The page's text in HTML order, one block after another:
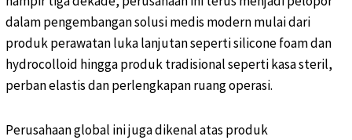
dalam pengembangan solusi medis modern mulai dari
produk perawatan luka lanjutan seperti silicone foam dan
hydrocolloid hingga produk tradisional seperti kasa steril,
perban elastis dan perlengkapan ruang operasi.
Perusahaan global ini juga dikenal atas produk